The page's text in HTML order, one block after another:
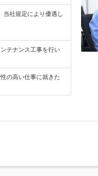
社規定により優遇し
テナンス工事を行い
の高い仕事に就きた